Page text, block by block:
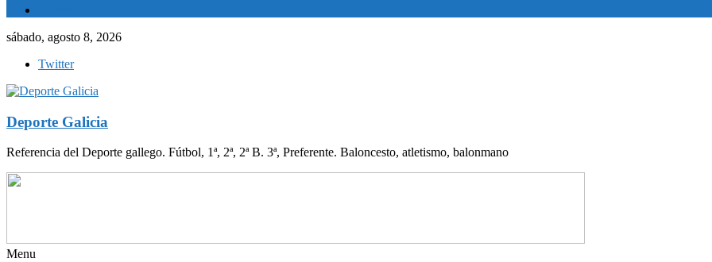
sábado, agosto 8, 2026
Twitter
Deporte Galicia
Referencia del Deporte gallego. Fútbol, 1ª, 2ª, 2ª B. 3ª, Preferente. Baloncesto, atletismo, balonmano
Menu